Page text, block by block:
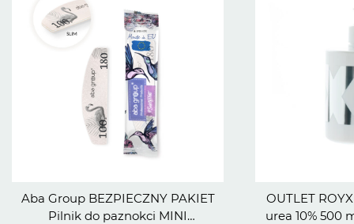
Aba Group BEZPIECZNY PAKIET
Pilnik do paznokci MINI
OUTLET
urea 10% 500 ml - Data